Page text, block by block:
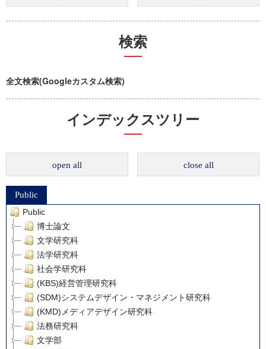
検索
全文検索(Googleカスタム検索)
インデックスツリー
open all close all
Public
Public
博士論文
文学研究科
法学研究科
社会学研究科
(KBS)経営管理研究科
(SDM)システムデザイン・マネジメント研究科
(KMD)メディアデザイン研究科
法務研究科
文学部